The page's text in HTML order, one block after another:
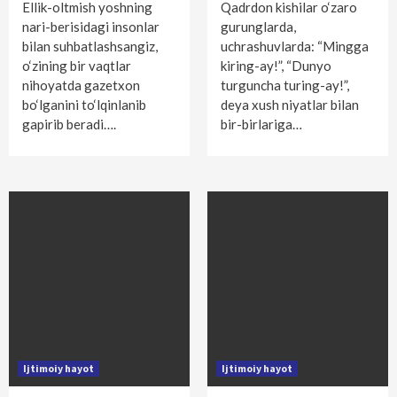
Ellik-oltmish yoshning
nari-berisidagi insonlar
bilan suhbatlashsangiz,
o‘zining bir vaqtlar
nihoyatda gazetxon
bo‘lganini to‘lqinlanib
gapirib beradi….
Qadrdon kishilar o‘zaro
gurunglarda,
uchrashuvlarda: “Mingga
kiring-ay!”, “Dunyo
turguncha turing-ay!”,
deya xush niyatlar bilan
bir-birlariga…
Ijtimoiy hayot Ijtimoiy hayot